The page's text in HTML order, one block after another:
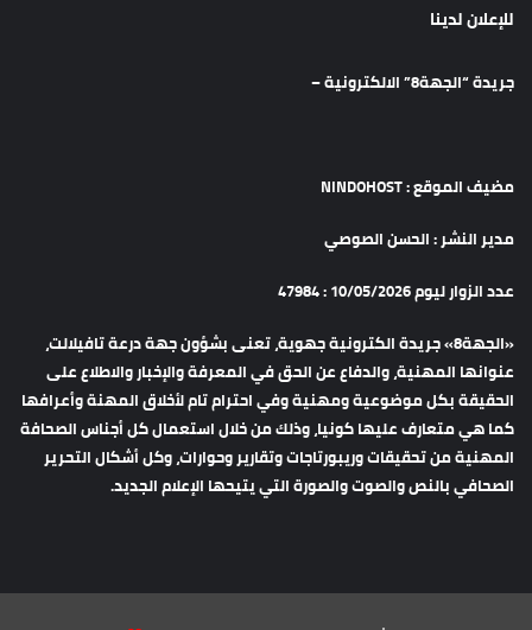
للإعلان لدينا
جريدة “الجهة8” الالكترونية –
مضيف الموقع : NINDOHOST
مدير النشر : الحسن الصوصي
عدد الزوار ليوم 10/05/2026 : 47984
«الجهة8» جريدة الكترونية جهوية، تعنى بشؤون جهة درعة تافيلالت،
عنوانها المهنية، والدفاع عن الحق في المعرفة والإخبار والاطلاع على
الحقيقة بكل موضوعية ومهنية وفي احترام تام لأخلاق المهنة وأعرافها
كما هي متعارف عليها كونيا، وذلك من خلال استعمال كل أجناس الصحافة
المهنية من تحقيقات وريبورتاجات وتقارير وحوارات، وكل أشكال التحرير
الصحافي بالنص والصوت والصورة التي يتيحها الإعلام الجديد.